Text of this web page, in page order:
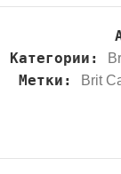
Категории:
Метки: Brit